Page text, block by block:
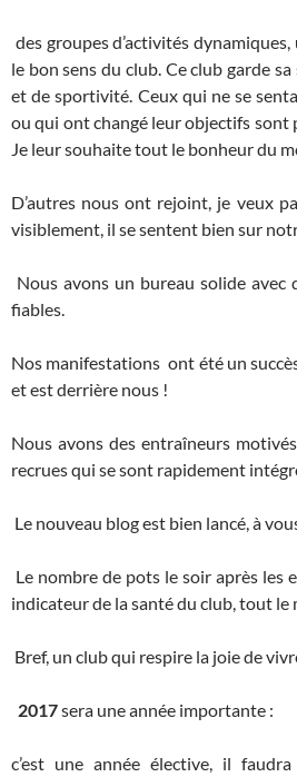
des groupes d’activités
le bon sens du club. Ce club garde
et de sportivité. Ceux qui ne se
ou qui ont changé leur objectifs sont
Je leur souhaite tout le bonheur du
D’autres nous ont rejoint, je veux
visiblement, il se sentent bien sur
Nous avons un bureau solide avec
fiables.
Nos manifestations ont été un
et est derrière nous !
Nous avons des entraîneurs
recrues qui se sont rapidement
Le nouveau blog est bien lancé, à
Le nombre de pots le soir après les
indicateur de la santé du club, tout le
Bref, un club qui respire la joie de
2017sera une année importante :
c’est une année élective, il